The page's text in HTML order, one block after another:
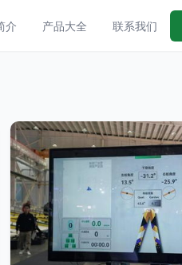
介 产品大全 联系我们